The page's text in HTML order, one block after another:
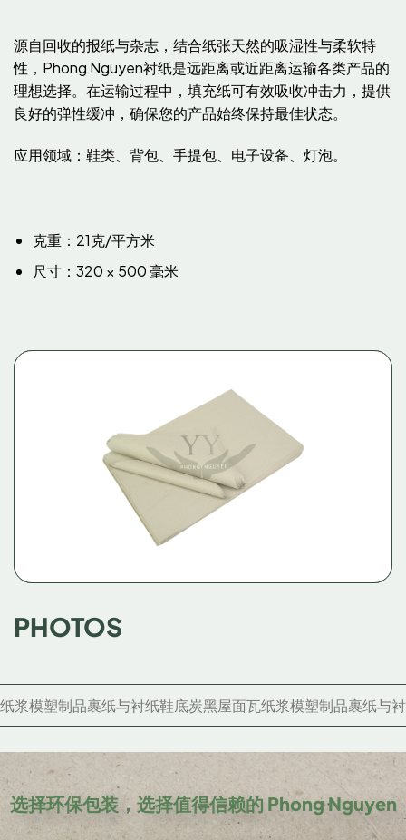
源自回收的报纸与杂志，结合纸张天然的吸湿性与柔软特
性，Phong Nguyen衬纸是远距离或近距离运输各类产品的
理想选择。在运输过程中，填充纸可有效吸收冲击力，提供
良好的弹性缓冲，确保您的产品始终保持最佳状态。
应用领域：鞋类、背包、手提包、电子设备、灯泡。
克重：21克/平方米
尺寸：320 × 500 毫米
PHOTOS
纸浆模塑制品裹纸与衬纸鞋底炭黑屋面瓦纸浆模塑制品裹纸与
选择环保包装，选择值得信赖的 Phong Nguyen